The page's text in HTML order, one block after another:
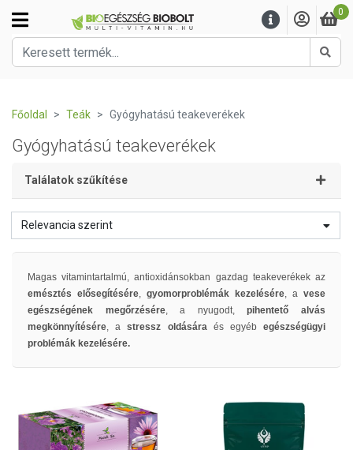
0
Főoldal Teák Gyógyhatású teakeverékek
Gyógyhatású teakeverékek
Találatok szűkítése
Relevancia szerint
Magas vitamintartalmú, antioxidánsokban gazdag teakeverékek az
emésztés elősegítésére, gyomorproblémák kezelésére, a vese
egészségének megőrzésére,a nyugodt,pihentető alvás
megkönnyítésére, astressz oldására és egyébegészségügyi
problémák kezelésére.